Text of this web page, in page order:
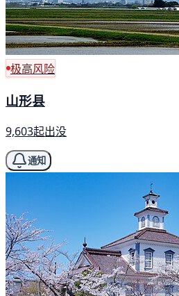
极高风险
山形县
9,603起出没
通知